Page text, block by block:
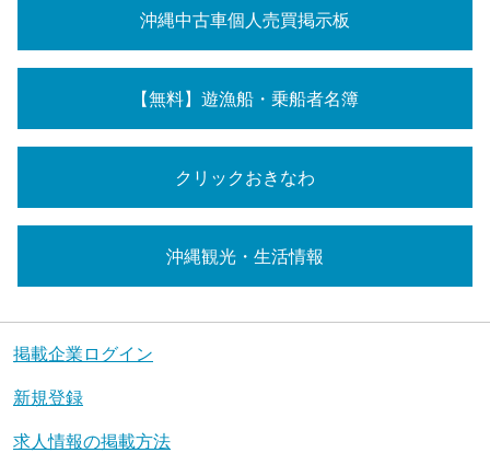
沖縄中古車個人売買掲示板
【無料】遊漁船・乗船者名簿
クリックおきなわ
沖縄観光・生活情報
掲載企業ログイン
新規登録
求人情報の掲載方法